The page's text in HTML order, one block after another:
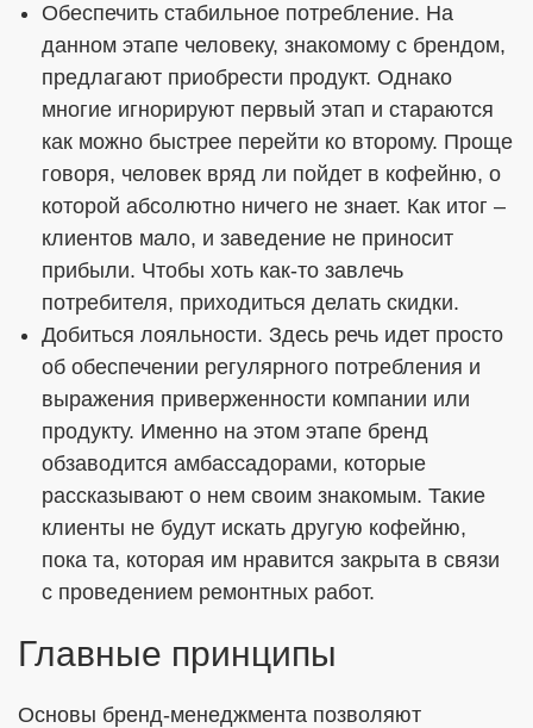
Обеспечить стабильное потребление. На
данном этапе человеку, знакомому с брендом,
предлагают приобрести продукт. Однако
многие игнорируют первый этап и стараются
как можно быстрее перейти ко второму. Проще
говоря, человек вряд ли пойдет в кофейню, о
которой абсолютно ничего не знает. Как итог –
клиентов мало, и заведение не приносит
прибыли. Чтобы хоть как-то завлечь
потребителя, приходиться делать скидки.
Добиться лояльности. Здесь речь идет просто
об обеспечении регулярного потребления и
выражения приверженности компании или
продукту. Именно на этом этапе бренд
обзаводится амбассадорами, которые
рассказывают о нем своим знакомым. Такие
клиенты не будут искать другую кофейню,
пока та, которая им нравится закрыта в связи
с проведением ремонтных работ.
Главные принципы
Основы бренд-менеджмента позволяют